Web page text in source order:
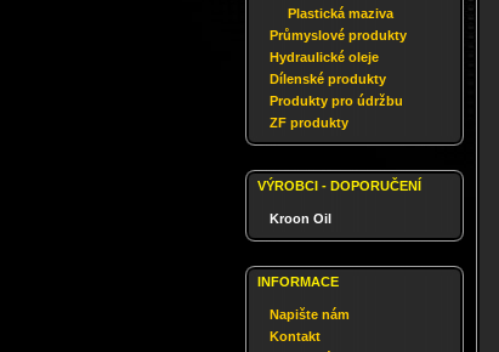
Plastická maziva
Průmyslové produkty
Hydraulické oleje
Dílenské produkty
Produkty pro údržbu
ZF produkty
VÝROBCI - DOPORUČENÍ
Kroon Oil
INFORMACE
Napište nám
Kontakt